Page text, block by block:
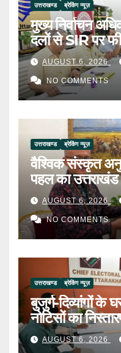
उत्तराखण्ड ब्रेकिंग न्यूज़
मुख्य निर्वाचन
दलों से SIR पर
AUGUST 6, 2026
NO COMMENTS
उत्तराखण्ड ब्रेकिंग न्यूज़
वैश्विक संस्कृत
पहल का
AUGUST 6, 2026
NO COMMENTS
उत्तराखण्ड ब्रेकिंग न्यूज़
बुजुर्ग-दिव्यांगों के
नोटिसों का
AUGUST 6, 2026